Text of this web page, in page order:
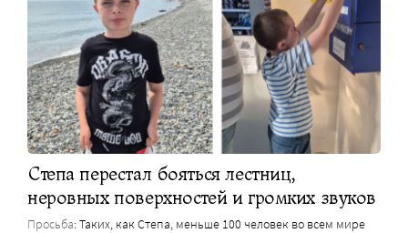
Степа перестал бояться лестниц,
неровных поверхностей и громких звуков
Просьба: Таких, как Степа, меньше 100 человек во всем мире